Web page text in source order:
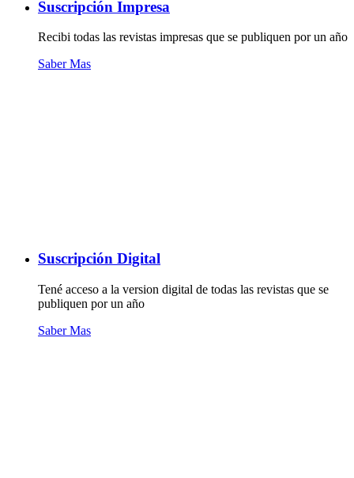
Suscripción Impresa
Recibi todas las revistas impresas que se publiquen por un año
Saber Mas
Suscripción Digital
Tené acceso a la version digital de todas las revistas que se
publiquen por un año
Saber Mas